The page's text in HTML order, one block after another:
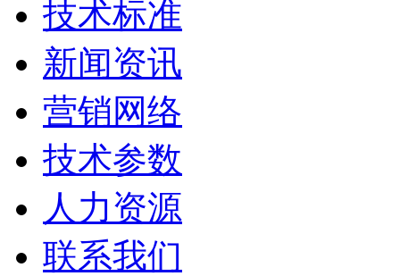
技术标准
新闻资讯
营销网络
技术参数
人力资源
联系我们